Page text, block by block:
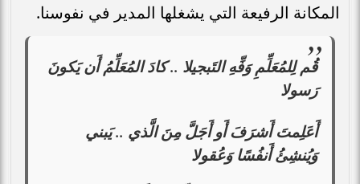
المكانة الرفيعة التي يشغلها المدير في نفوسنا.
قُم لِلمُعَلِّمِ وَفِّهِ التَبجيلا .. كادَ المُعَلِّمُ أَن يَكونَ
رَسولا
أَعَلِمتَ أَشرَفَ أَو أَجَلَّ مِنَ الَّذي .. يَبني
وَيُنشِئُ أَنفُسًا وَعُقولا